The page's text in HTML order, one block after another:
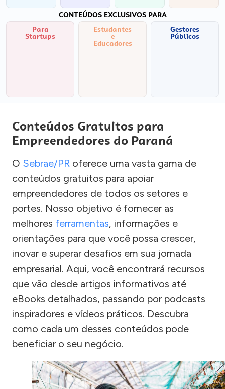
CONTEÚDOS EXCLUSIVOS PARA
Para
Startups
Estudantes
e
Educadores
Gestores
Públicos
Conteúdos Gratuitos para
Empreendedores do Paraná
O Sebrae/PR oferece uma vasta gama de
conteúdos gratuitos para apoiar
empreendedores de todos os setores e
portes. Nosso objetivo é fornecer as
melhores ferramentas, informações e
orientações para que você possa crescer,
inovar e superar desafios em sua jornada
empresarial. Aqui, você encontrará recursos
que vão desde artigos informativos até
eBooks detalhados, passando por podcasts
inspiradores e vídeos práticos. Descubra
como cada um desses conteúdos pode
beneficiar o seu negócio.